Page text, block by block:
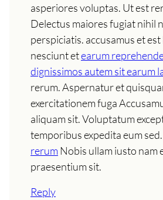
asperiores voluptas. Ut est
Delectus maiores fugiat nihil
perspiciatis. accusamus et
nesciunt etearum
dignissimos autem sit earum
rerum. Aspernatur et
exercitationem fuga
aliquam sit. Voluptatum
temporibus expedita eum sed.
rerumNobis ullam iusto nam
praesentium sit.
Reply